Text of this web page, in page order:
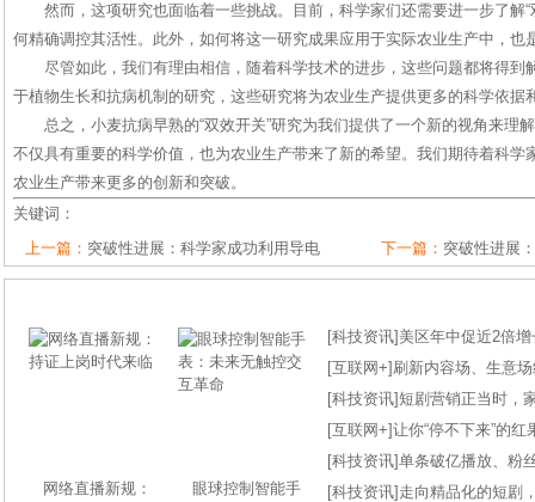
然而，这项研究也面临着一些挑战。目前，科学家们还需要进一步了解
何精确调控其活性。此外，如何将这一研究成果应用于实际农业生产中，也
尽管如此，我们有理由相信，随着科学技术的进步，这些问题都将得到
于植物生长和抗病机制的研究，这些研究将为农业生产提供更多的科学依据
总之，小麦抗病早熟的“双效开关”研究为我们提供了一个新的视角来理
不仅具有重要的科学价值，也为农业生产带来了新的希望。我们期待着科学
农业生产带来更多的创新和突破。
关键词：
上一篇： 突破性进展：科学家成功利用导电 下一篇： 突破性进展
网络直播新规： 眼球控制智能手
[科技资讯] 美区年中促近2倍
[互联网+] 刷新内容场、生意
[科技资讯]短剧营销正当时，
[互联网+]让你“停不下来”的
[科技资讯]单条破亿播放、粉
[科技资讯] 走向精品化的短剧